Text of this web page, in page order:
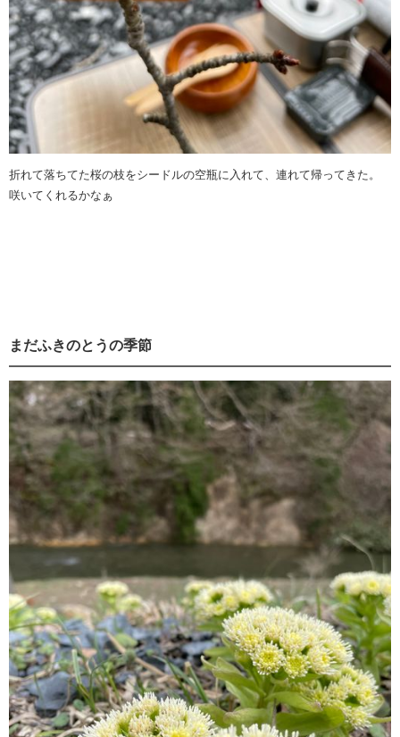
折れて落ちてた桜の枝をシードルの空瓶に入れて、連れて帰ってきた。
咲いてくれるかなぁ
まだふきのとうの季節